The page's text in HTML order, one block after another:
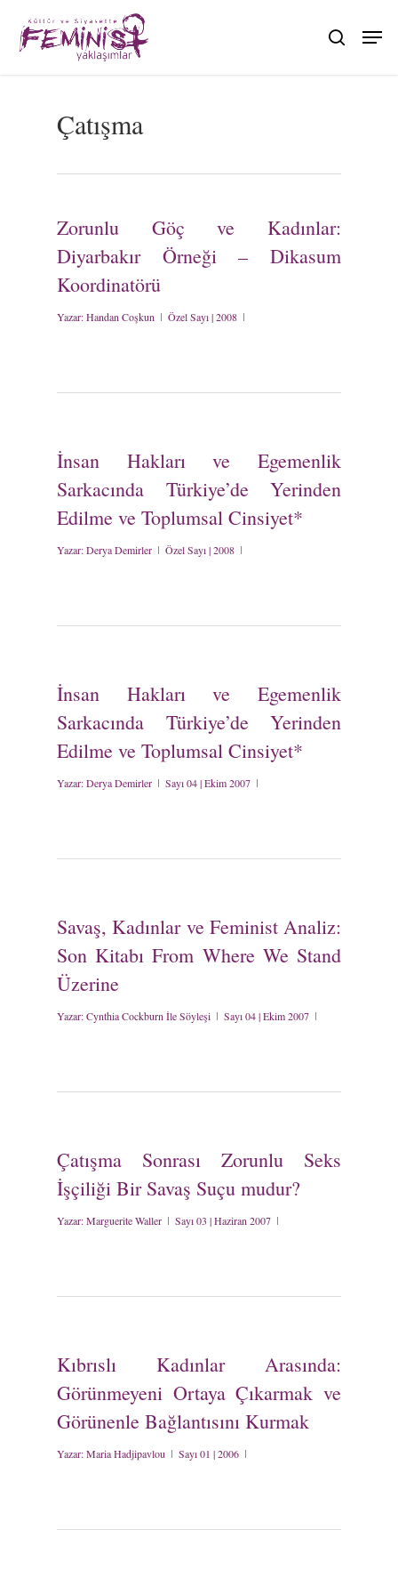
main
search
Çatışma
Zorunlu Göç ve Kadınlar:
Diyarbakır Örneği – Dikasum
Koordinatörü
Yazar:Handan Coşkun Özel Sayı | 2008
İnsan Hakları ve Egemenlik
Sarkacında Türkiye’de Yerinden
Edilme ve Toplumsal Cinsiyet*
Yazar:Derya Demirler Özel Sayı | 2008
İnsan Hakları ve Egemenlik
Sarkacında Türkiye’de Yerinden
Edilme ve Toplumsal Cinsiyet*
Yazar:Derya Demirler Sayı 04 | Ekim 2007
Savaş, Kadınlar ve Feminist Analiz:
Son Kitabı From Where We Stand
Üzerine
Yazar:Cynthia Cockburn İle Söyleşi Sayı 04 | Ekim 2007
Çatışma Sonrası Zorunlu Seks
İşçiliği Bir Savaş Suçu mudur?
Yazar:Marguerite Waller Sayı 03 | Haziran 2007
Kıbrıslı Kadınlar Arasında:
Görünmeyeni Ortaya Çıkarmak ve
Görünenle Bağlantısını Kurmak
Yazar:Maria Hadjipavlou Sayı 01 | 2006